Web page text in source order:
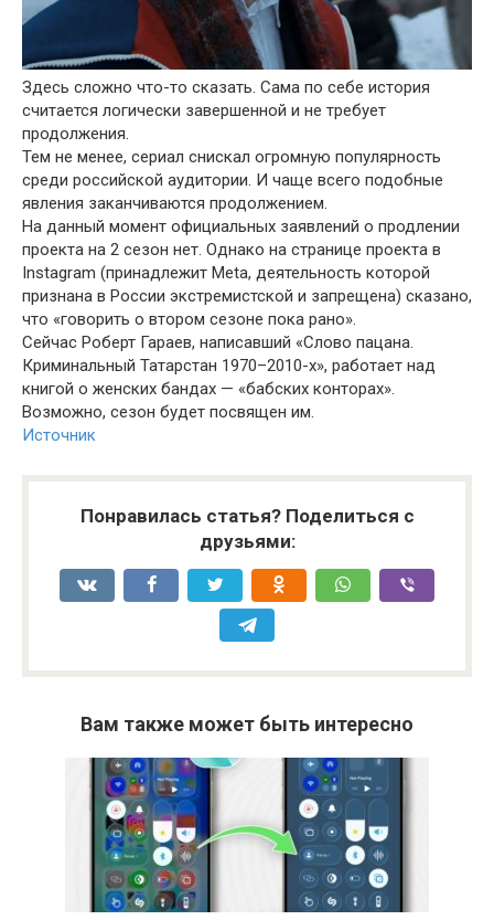
Здесь сложно что-то сказать. Сама по себе история
считается логически завершенной и не требует
продолжения.
Тем не менее, сериал снискал огромную популярность
среди российской аудитории. И чаще всего подобные
явления заканчиваются продолжением.
На данный момент официальных заявлений о продлении
проекта на 2 сезон нет. Однако на странице проекта в
Instagram (принадлежит Meta, деятельность которой
признана в России экстремистской и запрещена) сказано,
что «говорить о втором сезоне пока рано».
Сейчас Роберт Гараев, написавший «Слово пацана.
Криминальный Татарстан 1970–2010-х», работает над
книгой о женских бандах — «бабских конторах».
Возможно, сезон будет посвящен им.
Источник
Понравилась статья? Поделиться с
друзьями:
Вам также может быть интересно